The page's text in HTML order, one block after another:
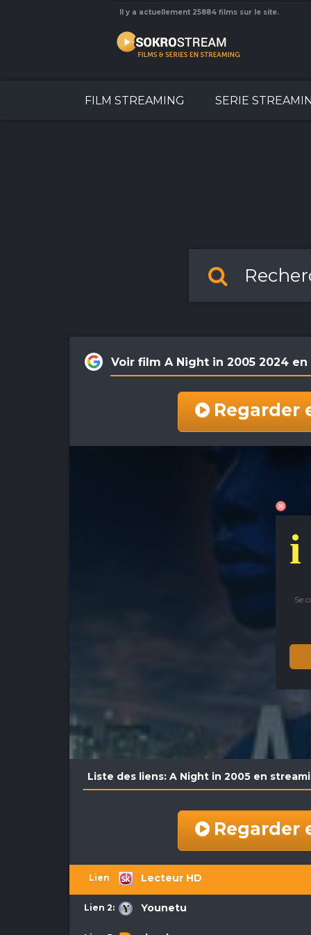
Il y a actuellement 25884 films sur le site.
FILM STREAMING SERIE
Voir film A Night in 2005 2024 en
Regarder
i
Se
Liste des liens: A Night in 2005 en
Regarder
Lecteur HD
Younetu